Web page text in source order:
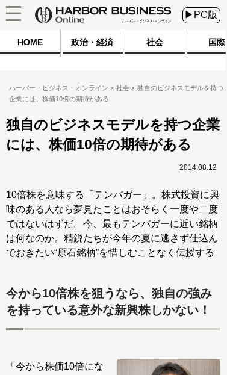
▶PC版
HOME 政治・経済 社会 国際
ハーバー・ビジネス・オンライン 社会
独自のビジネスモデルを持つ
企業には、株価10倍の期待がある
独自のビジネスモデルを持つ企業
には、株価10倍の期待がある
2014.08.12
10倍株を意味する「テンバガー」。株式投資に興
味のある人なら夢見たことはおそらく一度や二度
ではないはずだ。今、最もテンバガーに近い銘柄
は何なのか。精鋭たちが今年の夏に逃さず仕込ん
でおきたい“原石銘柄”を惜しむことなく伝授する
今から10倍株を狙うなら、独自の強み
を持っている意外な新興株しかない！
「今から株価10倍にな